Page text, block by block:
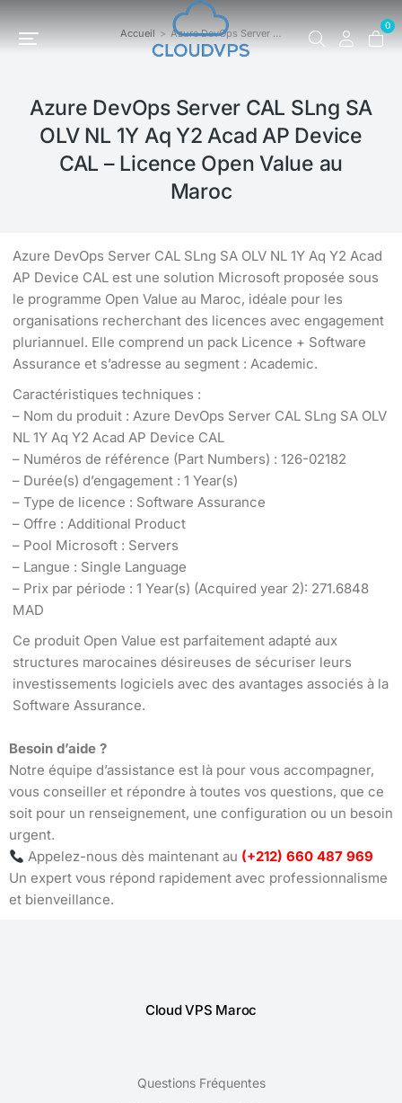
0
Vous êtes ici : Accueil Azure DevOps Server …
Azure DevOps Server CAL SLng SA
OLV NL 1Y Aq Y2 Acad AP Device
CAL – Licence Open Value au
Maroc
Azure DevOps Server CAL SLng SA OLV NL 1Y Aq Y2 Acad
AP Device CAL est une solution Microsoft proposée sous
le programme Open Value au Maroc, idéale pour les
organisations recherchant des licences avec engagement
pluriannuel. Elle comprend un pack Licence + Software
Assurance et s’adresse au segment : Academic.
Caractéristiques techniques :
– Nom du produit : Azure DevOps Server CAL SLng SA OLV
NL 1Y Aq Y2 Acad AP Device CAL
– Numéros de référence (Part Numbers) : 126-02182
– Durée(s) d’engagement : 1 Year(s)
– Type de licence : Software Assurance
– Offre : Additional Product
– Pool Microsoft : Servers
– Langue : Single Language
– Prix par période : 1 Year(s) (Acquired year 2): 271.6848
MAD
Ce produit Open Value est parfaitement adapté aux
structures marocaines désireuses de sécuriser leurs
investissements logiciels avec des avantages associés à la
Software Assurance.
Besoin d’aide ?
Notre équipe d’assistance est là pour vous accompagner,
vous conseiller et répondre à toutes vos questions, que ce
soit pour un renseignement, une configuration ou un besoin
urgent.
Appelez-nous dès maintenant au (+212) 660 487 969
Un expert vous répond rapidement avec professionnalisme
et bienveillance.
Cloud VPS Maroc
Questions Fréquentes